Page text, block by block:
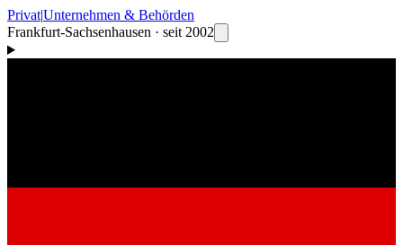
Privat|Unternehmen & Behörden
Frankfurt-Sachsenhausen · seit 2002